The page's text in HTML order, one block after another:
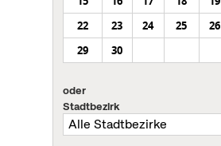
22
23 24 25 26
29
30
oder
Stadtbezirk